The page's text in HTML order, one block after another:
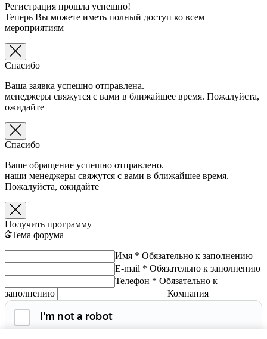
Регистрация прошла успешно!
Теперь Вы можете иметь полный доступ ко всем
мероприятиям
Спасибо
Ваша заявка успешно отправлена.
менеджеры свяжутся с вами в ближайшее время. Пожалуйста,
ожидайте
Спасибо
Ваше обращение успешно отправлено.
наши менеджеры свяжутся с вами в ближайшее время.
Пожалуйста, ожидайте
Получить программу
Тема форума
Имя * Обязательно к заполнению
E-mail * Обязательно к заполнению
Телефон * Обязательно к
заполнению
Компания